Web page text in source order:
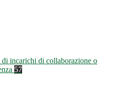
incarichi di collaborazione o
57